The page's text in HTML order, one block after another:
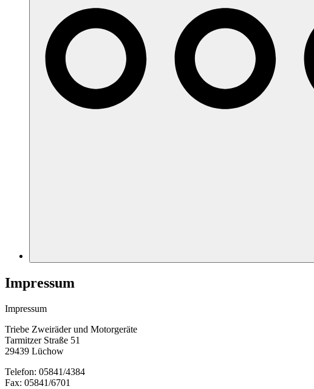
Impressum
Impressum
Triebe Zweiräder und Motorgeräte
Tarmitzer Straße 51
29439 Lüchow
Telefon: 05841/4384
Fax: 05841/6701